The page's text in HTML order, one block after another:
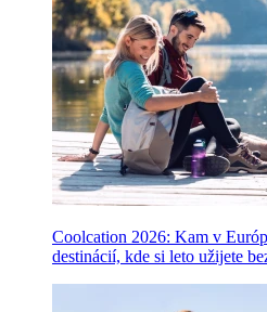
Coolcation 2026: Kam v
destinácií, kde si leto užijete